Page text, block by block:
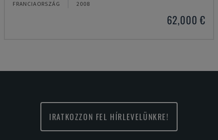
FRANCIAORSZÁG 2008
62,000 €
IRATKOZZON FEL HÍRLEVELÜNKRE!